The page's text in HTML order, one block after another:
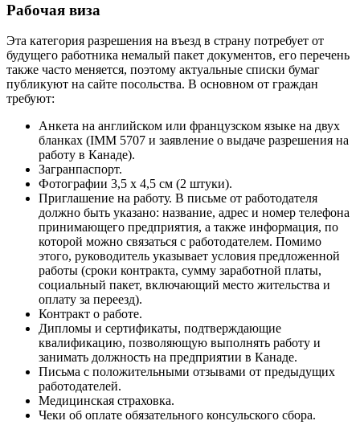
Рабочая виза
Эта категория разрешения на въезд в страну потребует от
будущего работника немалый пакет документов, его перечень
также часто меняется, поэтому актуальные списки бумаг
публикуют на сайте посольства. В основном от граждан
требуют:
Анкета на английском или французском языке на двух
бланках (IMM 5707 и заявление о выдаче разрешения на
работу в Канаде).
Загранпаспорт.
Фотографии 3,5 х 4,5 см (2 штуки).
Приглашение на работу. В письме от работодателя
должно быть указано: название, адрес и номер телефона
принимающего предприятия, а также информация, по
которой можно связаться с работодателем. Помимо
этого, руководитель указывает условия предложенной
работы (сроки контракта, сумму заработной платы,
социальный пакет, включающий место жительства и
оплату за переезд).
Контракт о работе.
Дипломы и сертификаты, подтверждающие
квалификацию, позволяющую выполнять работу и
занимать должность на предприятии в Канаде.
Письма с положительными отзывами от предыдущих
работодателей.
Медицинская страховка.
Чеки об оплате обязательного консульского сбора.